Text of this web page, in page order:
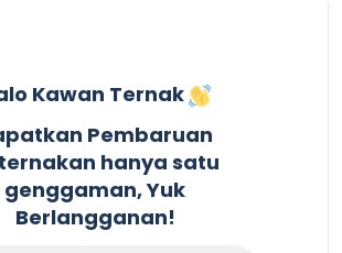
Kawan Ternak
Pembaruan
hanya satu
genggaman, Yuk
Berlangganan!